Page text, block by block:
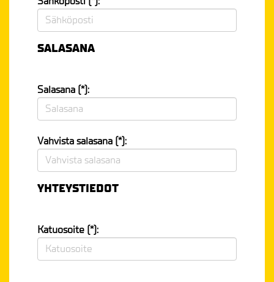
SALASANA
Salasana (*):
Vahvista salasana (*):
YHTEYSTIEDOT
Katuosoite (*):